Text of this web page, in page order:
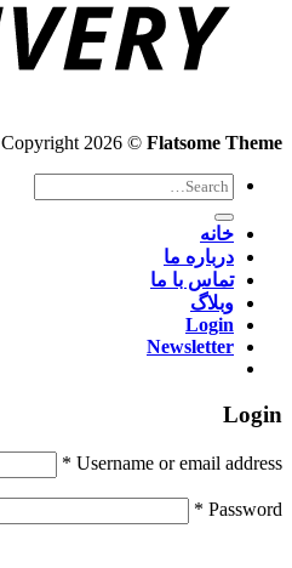
Copyright 2026 © Flatsome Theme
Search
for:
خانه
درباره ما
تماس با ما
وبلاگ
Login
Newsletter
Login
Username or email address
*
Password
*